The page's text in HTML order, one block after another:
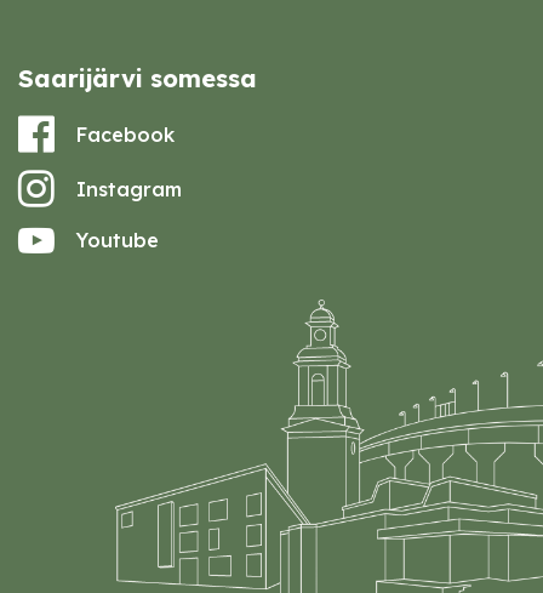
Saarijärvi somessa
Facebook
Instagram
Youtube